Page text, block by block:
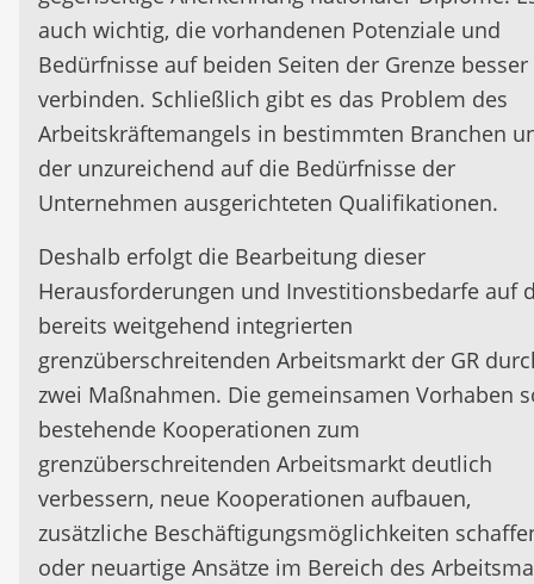
auch wichtig, die vorhandenen Potenziale und
Bedürfnisse auf beiden Seiten der Grenze besser
verbinden. Schließlich gibt es das Problem des
Arbeitskräftemangels in bestimmten Branchen
der unzureichend auf die Bedürfnisse der
Unternehmen ausgerichteten Qualifikationen.
Deshalb erfolgt die Bearbeitung dieser
Herausforderungen und Investitionsbedarfe auf
bereits weitgehend integrierten
grenzüberschreitenden Arbeitsmarkt der GR
zwei Maßnahmen. Die gemeinsamen Vorhaben
bestehende Kooperationen zum
grenzüberschreitenden Arbeitsmarkt deutlich
verbessern, neue Kooperationen aufbauen,
zusätzliche Beschäftigungsmöglichkeiten
oder neuartige Ansätze im Bereich des